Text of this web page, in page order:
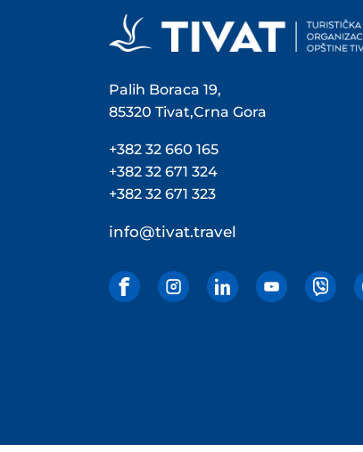
Palih Boraca 19,
85320 Tivat,Crna Gora
+382 32 660 165
+382 32 671 324
+382 32 671 323
info@tivat.travel